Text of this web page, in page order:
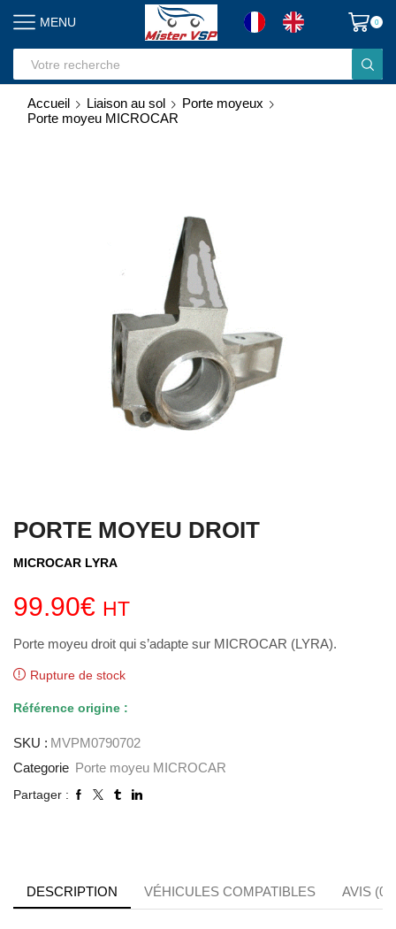
MENU 0
input
Accueil Liaison au sol
Porte moyeux
Porte moyeu MICROCAR
PORTE MOYEU DROIT
MICROCAR LYRA
99.90€ HT
Porte moyeu droit qui s’adapte sur MICROCAR (LYRA).
Rupture de stock
Référence origine :
SKU : MVPM0790702
Categorie Porte moyeu MICROCAR
Partager :
DESCRIPTION VÉHICULES COMPATIBLES AVIS (0)